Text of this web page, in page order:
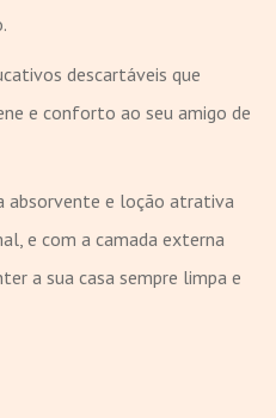
descartáveis que
e conforto ao seu amigo de
absorvente e loção atrativa
e com a camada externa
a sua casa sempre limpa e